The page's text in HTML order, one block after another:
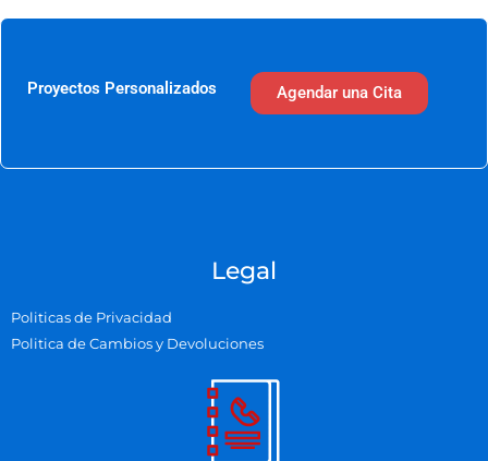
Proyectos Personalizados Agendar una Cita
Legal
Politicas de Privacidad
Politica de Cambios y Devoluciones